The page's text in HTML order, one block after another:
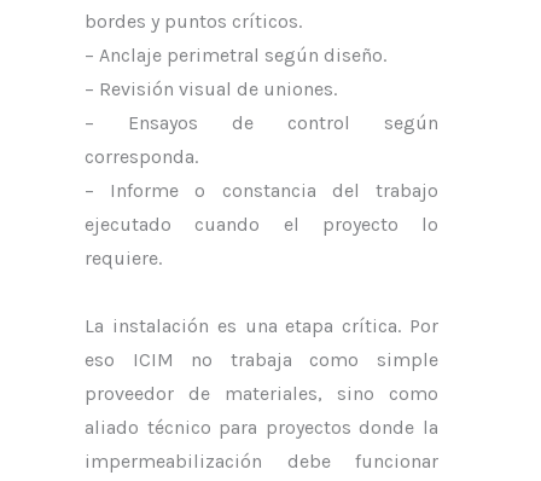
bordes y puntos críticos.
– Anclaje perimetral según diseño.
– Revisión visual de uniones.
– Ensayos de control según
corresponda.
– Informe o constancia del trabajo
ejecutado cuando el proyecto lo
requiere.
La instalación es una etapa crítica. Por
eso ICIM no trabaja como simple
proveedor de materiales, sino como
aliado técnico para proyectos donde la
impermeabilización debe funcionar